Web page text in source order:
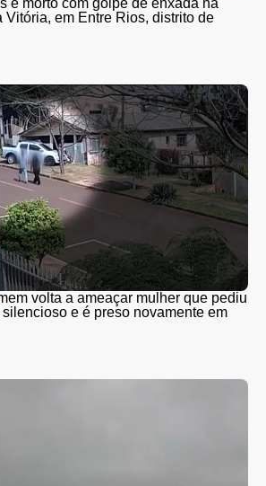
é morto com golpe de enxada na
em Entre Rios, distrito de
volta a ameaçar mulher que pediu
e é preso novamente em